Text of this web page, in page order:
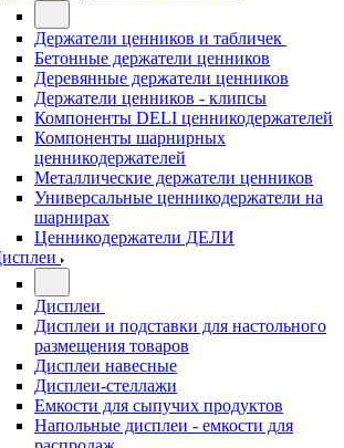
Держатели ценников и табличек
Бетонные держатели ценников
Деревянные держатели ценников
Держатели ценников - клипсы
Компоненты DELI ценникодержателей
Компоненты шарнирных
ценникодержателей
Металлические держатели ценников
Универсальные ценникодержатели на
шарнирах
Ценникодержатели ДЕЛИ
Дисплеи
Дисплеи и подставки для настольного
размещения товаров
Дисплеи навесные
Дисплеи-стеллажи
Емкости для сыпучих продуктов
Напольные дисплеи - емкости для